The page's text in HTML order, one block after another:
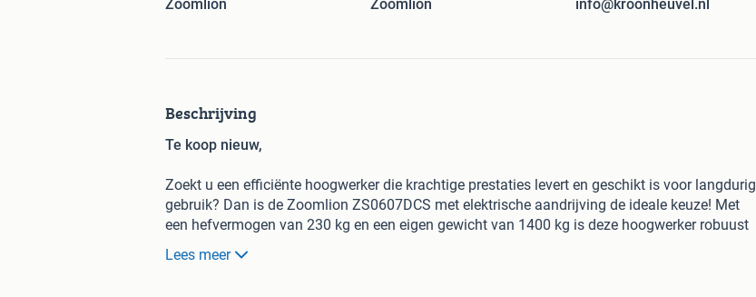
Zoomlion Zoomlion info@kroonheuvel.nl
Beschrijving
Te koop nieuw,
Zoekt u een efficiënte hoogwerker die krachtige prestaties levert en geschikt is voor langdurig
gebruik? Dan is de Zoomlion ZS0607DCS met elektrische aandrijving de ideale keuze! Met
een hefvermogen van 230 kg en een eigen gewicht van 1400 kg is deze hoogwerker robuust
en van hoge kwaliteit.
Lees meer